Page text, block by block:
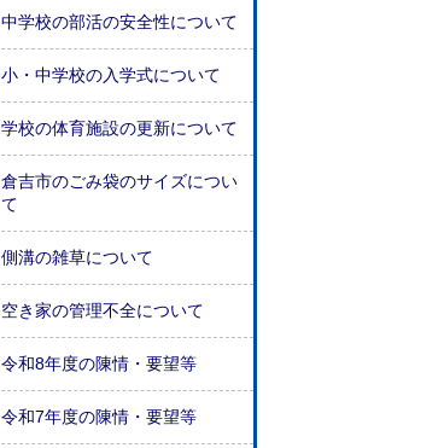
中学校の部活の安全性について
小・中学校の入学式について
学校の体育施設の更新について
倉吉市のごみ袋のサイズについ
て
側溝の雑草について
空き家の管理不全について
令和8年度の陳情・要望等
令和7年度の陳情・要望等